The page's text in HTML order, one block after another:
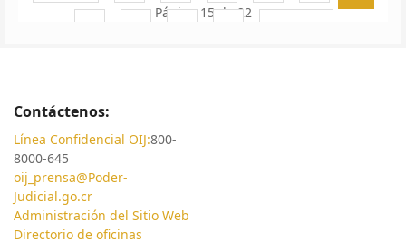
Página 15 de 22
Contáctenos:
Línea Confidencial OIJ:800-
8000-645
oij_prensa@Poder-
Judicial.go.cr
Administración del Sitio Web
Directorio de oficinas